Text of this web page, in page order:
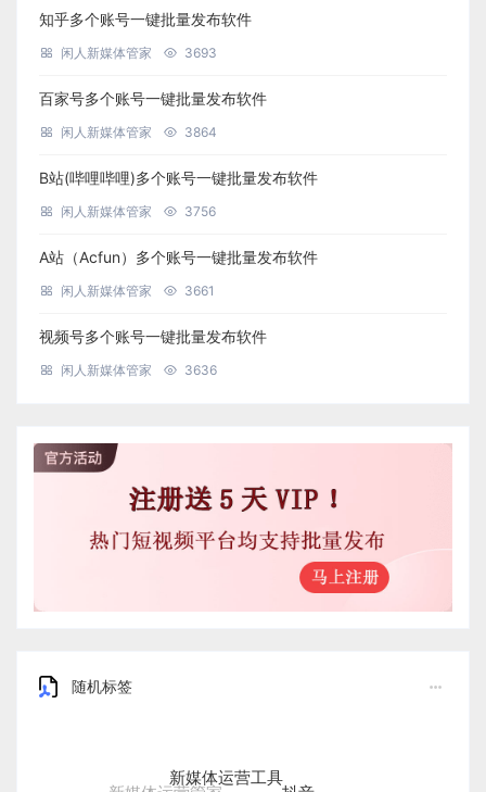
知乎多个账号一键批量发布软件
闲人新媒体管家 3693
百家号多个账号一键批量发布软件
闲人新媒体管家 3864
B站(哔哩哔哩)多个账号一键批量发布软件
闲人新媒体管家 3756
A站（Acfun）多个账号一键批量发布软件
闲人新媒体管家 3661
视频号多个账号一键批量发布软件
闲人新媒体管家 3636
随机标签
新媒体运营管家
新媒体运营工具
抖音